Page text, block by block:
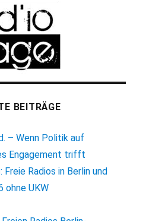
BEITRÄGE
– Wenn Politik auf
Engagement trifft
Radios in Berlin und
ohne UKW